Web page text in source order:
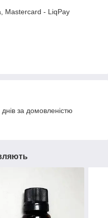
Mastercard - LiqPay
за домовленістю